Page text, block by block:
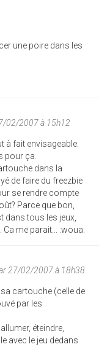
une poire dans les
02/2007 à 15h12
à fait envisageable.
pour ça.
dans la
de faire du freezbie
se rendre compte
Parce que bon,
dans tous les jeux,
me parait... :woua:
27/02/2007 à 18h38
cartouche (celle de
par les
éteindre,
avec le jeu dedans